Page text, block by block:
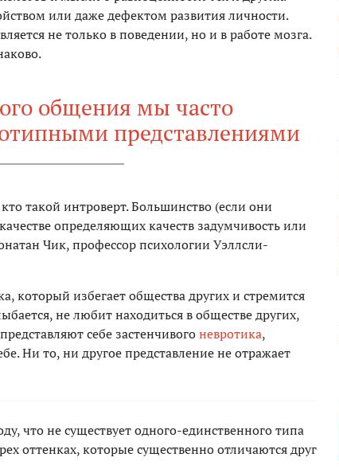
или даже дефектом развития личности.
не только в поведении, но и в работе мозга.
общения мы часто
представлениями
такой интроверт. Большинство (если они
определяющих качеств задумчивость или
Чик, профессор психологии Уэллсли-
который избегает общества других и стремится
не любит находиться в обществе других,
себе застенчивогоневротика,
Ни то, ни другое представление не отражает
что не существует одного-единственного типа
оттенках, которые существенно отличаются друг